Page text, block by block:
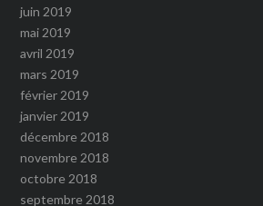
juin 2019
mai 2019
avril 2019
mars 2019
février 2019
janvier 2019
décembre 2018
novembre 2018
octobre 2018
septembre 2018